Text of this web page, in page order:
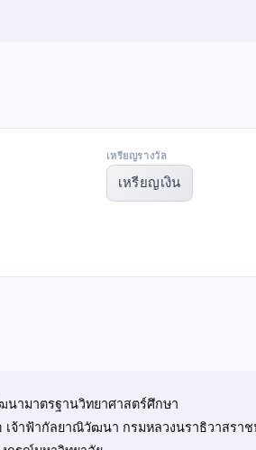
เหรียญรางวัล
เหรียญเงิน
นามาตรฐานวิทยาศาสตร์ศึกษา
เจ้าฟ้ากัลยาณิวัฒนา กรมหลวงนราธิวาสรา